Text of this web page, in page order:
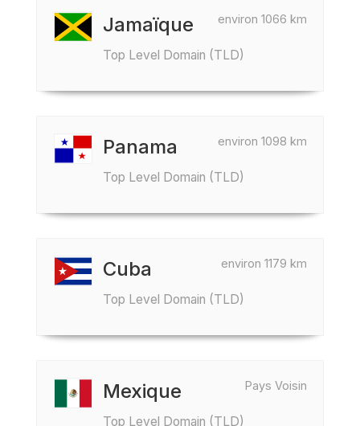
environ 1066 km
Jamaïque
Top Level Domain (TLD)
environ 1098 km
Panama
Top Level Domain (TLD)
environ 1179 km
Cuba
Top Level Domain (TLD)
Pays Voisin
Mexique
Top Level Domain (TLD)